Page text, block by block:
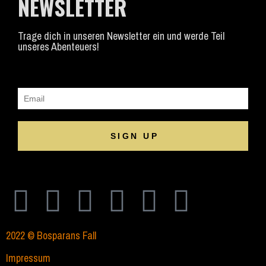
NEWSLETTER
Trage dich in unseren Newsletter ein und werde Teil
unseres Abenteuers!
SIGN UP
2022 © Bosparans Fall
Impressum